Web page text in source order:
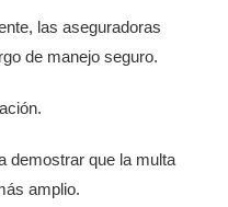
las aseguradoras
de manejo seguro.
demostrar que la multa
amplio.